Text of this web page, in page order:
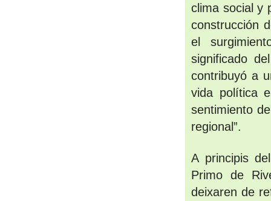
clima social y
construcción
el
significado
contribuyó a
vida política
sentimiento
regional”.
A principis
Primo de
deixaren de